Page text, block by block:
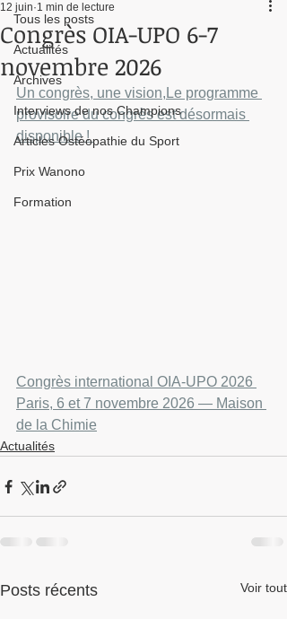
Tous les posts
Actualités
Archives
Interviews de nos Champions
Articles Ostéopathie du Sport
Prix Wanono
Formation
Congrès OIA-UPO 6-7
novembre 2026
12 juin 1 min de lecture
Un congrès, une vision,Le programme
provisoire du congrès est désormais
disponible !
Congrès international OIA-UPO 2026
Paris, 6 et 7 novembre 2026 — Maison
de la Chimie
Actualités
Posts récents Voir tout